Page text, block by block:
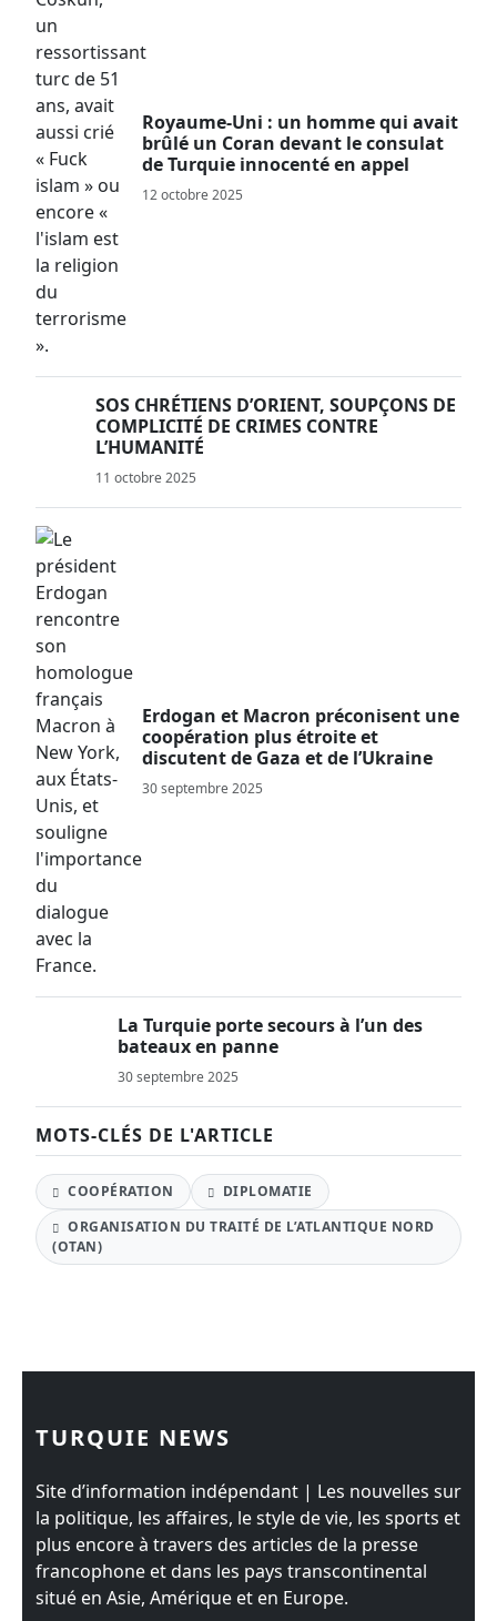
Royaume-Uni : un homme qui avait
brûlé un Coran devant le consulat
de Turquie innocenté en appel
12 octobre 2025
SOS CHRÉTIENS D’ORIENT, SOUPÇONS DE
COMPLICITÉ DE CRIMES CONTRE
L’HUMANITÉ
11 octobre 2025
Erdogan et Macron préconisent une
coopération plus étroite et
discutent de Gaza et de l’Ukraine
30 septembre 2025
La Turquie porte secours à l’un des
bateaux en panne
30 septembre 2025
MOTS-CLÉS DE L'ARTICLE
COOPÉRATION
DIPLOMATIE
ORGANISATION DU TRAITÉ DE L’ATLANTIQUE NORD
(OTAN)
TURQUIE NEWS
Site d’information indépendant | Les nouvelles sur
la politique, les affaires, le style de vie, les sports et
plus encore à travers des articles de la presse
francophone et dans les pays transcontinental
situé en Asie, Amérique et en Europe.